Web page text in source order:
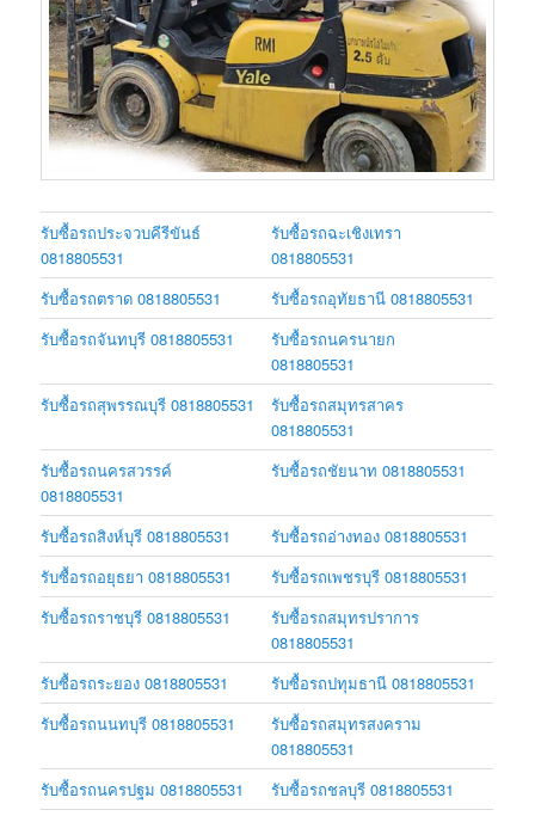
รับซื้อรถประจวบคีรีขันธ์
0818805531
รับซื้อรถฉะเชิงเทรา
0818805531
รับซื้อรถตราด 0818805531
รับซื้อรถอุทัยธานี 0818805531
รับซื้อรถจันทบุรี 0818805531
รับซื้อรถนครนายก
0818805531
รับซื้อรถสุพรรณบุรี 0818805531
รับซื้อรถสมุทรสาคร
0818805531
รับซื้อรถนครสวรรค์
0818805531
รับซื้อรถชัยนาท 0818805531
รับซื้อรถสิงห์บุรี 0818805531
รับซื้อรถอ่างทอง 0818805531
รับซื้อรถอยุธยา 0818805531
รับซื้อรถเพชรบุรี 0818805531
รับซื้อรถราชบุรี 0818805531
รับซื้อรถสมุทรปราการ
0818805531
รับซื้อรถระยอง 0818805531
รับซื้อรถปทุมธานี 0818805531
รับซื้อรถนนทบุรี 0818805531
รับซื้อรถสมุทรสงคราม
0818805531
รับซื้อรถนครปฐม 0818805531
รับซื้อรถชลบุรี 0818805531